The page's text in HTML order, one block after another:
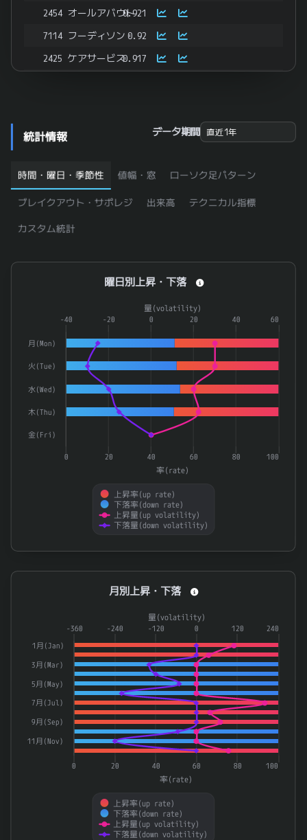
2454 オールアバウト0.921
7114 フーディソン 0.92
2425 ケアサービス0.917
9424
日本通信
0.91
5707
184A 学びエイド 0.909
阪急阪神リート投資法人
0.908
0.907
高見澤
マイネット
ベビーカレンダー
ＮＩＴＴＡＮ0.904
インテグループ
0.903
シンクロ・フード
0.902
統計情報 データ期間
時間・曜日・季節性 値幅・窓 ローソク足パターン
ブレイクアウト・サポレジ 出来高 テクニカル指標
カスタム統計
Combination chart with 4 data series.
The chart has 1 X axis displaying categories.
The chart has 2 Y axes displaying 率(rate) and 量
率(rate)
量(volatility)
上昇率(up rate)
下落率(down rate)
上昇量(up volatility)
下落量(down volatility)
月(Mon)
火(Tue)
水(Wed)
木(Thu)
金(Fri)
0 20 40 60 80 100
0
-40 -20 20 40 60
曜日別上昇・下落
End of interactive chart.
Combination chart with 4 data series.
The chart has 1 X axis displaying categories.
The chart has 2 Y axes displaying 率(rate) and 量
率(rate)
量(volatility)
上昇率(up rate)
下落率(down rate)
上昇量(up volatility)
下落量(down volatility)
1月(Jan)
3月(Mar)
5月(May)
7月(Jul)
9月(Sep)
11月(Nov)
0 20 40 60 80 100
0
-360 -240 -120 120 240
月別上昇・下落